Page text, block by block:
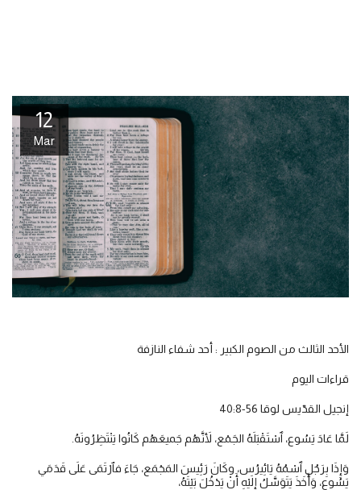
12
Mar
الأحد الثالث من الصوم الكبير : أحد شفاء النازفة
قراءات اليوم
إنجيل القدّيس لوقا 56-40:8
لَمَّا عَادَ يَسُوع، ٱسْتَقْبَلَهُ الجَمْع، لأَنَّهُم جَميعَهُم كَانُوا يَنْتَظِرُونَهُ.
وَإِذَا بِرَجُلٍ ٱسْمُهُ يَائِيرُس، وكَانَ رَئِيسَ المَجْمَع، جَاءَ فٱرْتَمَى عَلَى قَدَمَي
يَسُوع، وَأَخَذَ يَتَوَسَّلُ إِلَيْهِ أَنْ يَدْخُلَ بَيْتَهُ،